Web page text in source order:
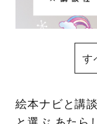
す
絵本ナビと講